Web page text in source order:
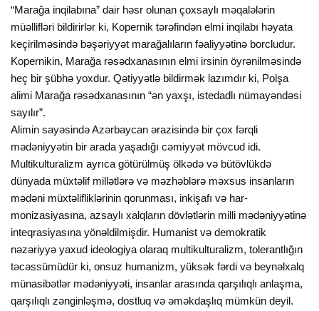
“Marağa inqilabına” dair həsr olunan çoxsaylı məqalələrin
müəllifləri bildirirlər ki, Kopernik tərəfindən elmi inqilabı həyata
keçirilməsində bəşəriyyət marağalıların fəaliyyətinə borcludur.
Kopernikin, Marağa rəsədxanasının elmi irsinin öyrənilməsində
heç bir şübhə yoxdur. Qətiyyətlə bildirmək lazımdır ki, Polşa
alimi Marağa rəsədxanasının “ən yaxşı, istedadlı nümayəndəsi
sayılır”.
Alimin sayəsində Azərbaycan ərazisində bir çox fərqli
mədəniyyətin bir arada yaşadığı cəmiyyət mövcud idi.
Multikulturalizm ayrıca götürülmüş ölkədə və bütövlükdə
dünyada müxtəlif millətlərə və məzhəblərə məxsus insanların
mədəni müxtəlifliklərinin qorunması, inkişafı və har-
monizasiyasına, azsaylı xalqların dövlətlərin milli mədəniyyətinə
inteqrasiyasına yönəldilmişdir. Humanist və demokratik
nəzəriyyə yaxud ideologiya olaraq multikulturalizm, tolerantlığın
təcəssümüdür ki, onsuz humanizm, yüksək fərdi və beynəlxalq
münasibətlər mədəniyyəti, insanlar arasında qarşılıqlı anlaşma,
qarşılıqlı zənginləşmə, dostluq və əməkdaşlıq mümkün deyil.